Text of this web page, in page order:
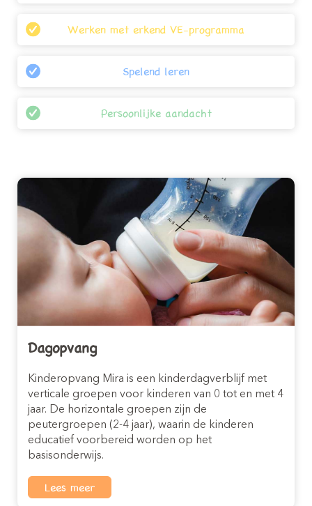
Werken met erkend VE-programma
Spelend leren
Persoonlijke aandacht
Dagopvang
Kinderopvang Mira is een kinderdagverblijf met
verticale groepen voor kinderen van 0 tot en met 4
jaar. De horizontale groepen zijn de
peutergroepen (2-4 jaar), waarin de kinderen
educatief voorbereid worden op het
basisonderwijs.
Lees meer